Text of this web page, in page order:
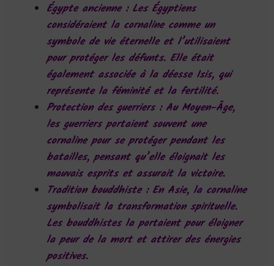
Égypte ancienne: Les Égyptiens
considéraient la cornaline comme un
symbole de vie éternelle et l’utilisaient
pour protéger les défunts. Elle était
également associée à la déesse Isis, qui
représente la féminité et la fertilité.
Protection des guerriers: Au Moyen-Âge,
les guerriers portaient souvent une
cornaline pour se protéger pendant les
batailles, pensant qu’elle éloignait les
mauvais esprits et assurait la victoire.
Tradition bouddhiste: En Asie, la cornaline
symbolisait la transformation spirituelle.
Les bouddhistes la portaient pour éloigner
la peur de la mort et attirer des énergies
positives.